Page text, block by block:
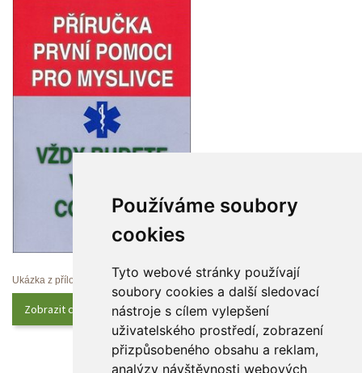
Používáme soubory
cookie
Tyto webové stránky používají
oubory cookies a další sledovací
nástroje s cílem vylepšení
uživatelského prostředí, zobrazení
přizpůsobeného obsahu a reklam,
analýzy návštěvnosti webových
Ukázka z přílohy
Zobrazit celý obsah